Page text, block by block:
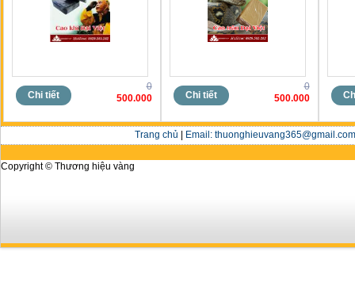
Chi tiết
0
500.000
Chi tiết
0
500.000
Trang chủ Email:
Copyright © Thương hiệu vàng